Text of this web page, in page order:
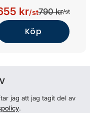
kr/st790 kr/st
Köp
jag att jag tagit del av
.